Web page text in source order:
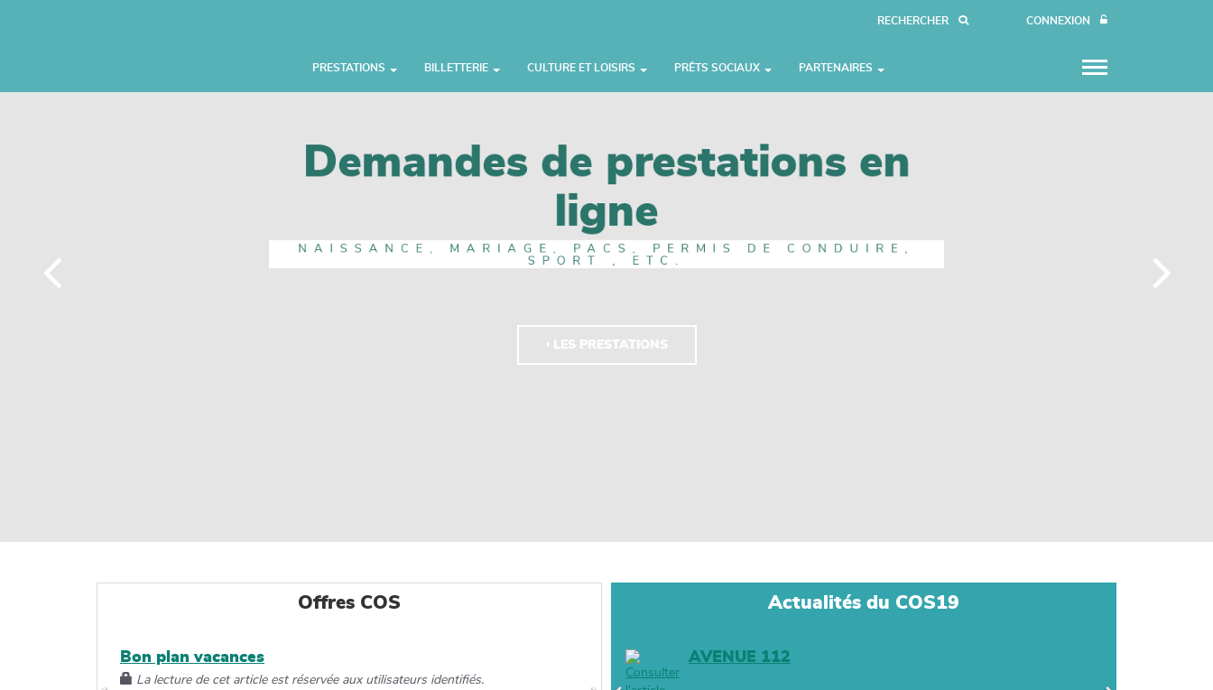
RECHERCHER CONNEXION
PRESTATIONS BILLETTERIE CULTURE ET LOISIRS PRÊTS SOCIAUX PARTENAIRES
Demandes de prestations en
ligne
NAISSANCE, MARIAGE, PACS, PERMIS DE CONDUIRE,
SPORT , ETC.
LES PRESTATIONS
TITRES RESTAURANT
OUVERTURE DE LA CAMPAGNE DES TITRES RESTAURANTS
Offres COS
Bon plan vacances
La lecture de cet article est réservée aux utilisateurs identifiés.
Actualités du COS19
AVENUE 112